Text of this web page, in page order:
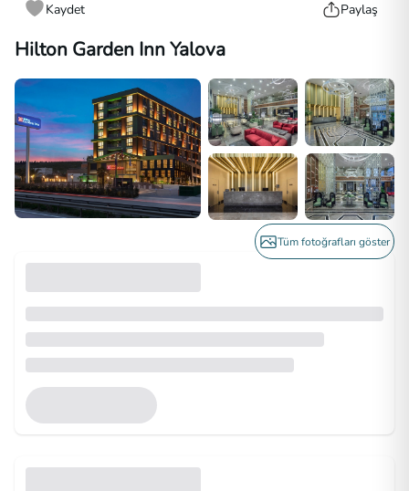
Paylaş
Kaydet
Hilton Garden Inn Yalova
Tüm fotoğrafları göster